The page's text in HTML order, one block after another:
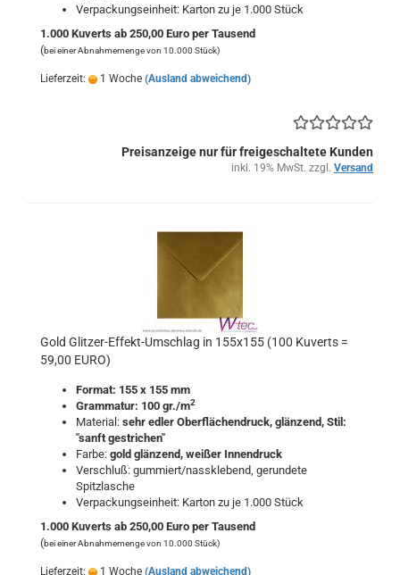
Verpackungseinheit: Karton zu je 1.000 Stück
1.000 Kuverts ab 250,00 Euro per Tausend
(bei einer Abnahmemenge von 10.000 Stück)
Lieferzeit: 1 Woche (Ausland abweichend)
Preisanzeige nur für freigeschaltete Kunden
inkl. 19% MwSt. zzgl. Versand
Gold Glitzer-Effekt-Umschlag in 155x155 (100 Kuverts =
59,00 EURO)
Format: 155 x 155 mm
Grammatur: 100 gr./m2
Material: sehr edler Oberflächendruck, glänzend, Stil:
"sanft gestrichen"
Farbe: gold glänzend, weißer Innendruck
Verschluß: gummiert/nassklebend, gerundete
Spitzlasche
Verpackungseinheit: Karton zu je 1.000 Stück
1.000 Kuverts ab 250,00 Euro per Tausend
(bei einer Abnahmemenge von 10.000 Stück)
Lieferzeit: 1 Woche (Ausland abweichend)